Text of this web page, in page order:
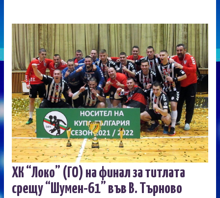
ХК “Локо” (ГО) на финал за титлата
срещу “Шумен-61” във В. Търново